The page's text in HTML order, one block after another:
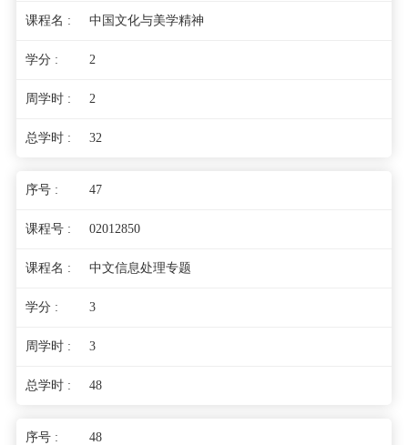
中国文化与美学精神
2
2
32
47
02012850
中文信息处理专题
3
3
48
48